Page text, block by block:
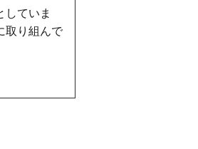
していま
取り組んで